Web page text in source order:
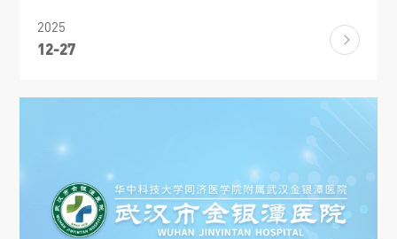
疗、大剂量激素等)也建议接种。 2. 打哪种? 国内目前主要使用
“重组带状疱疹疫苗(RZV，商品名 Shingrix)”，全程 2 针，间隔
3. 注意事项 • 急性发热、慢性病急性发作期应暂缓，等病情稳
2025
12-27